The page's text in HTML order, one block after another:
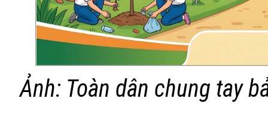
Ảnh: Toàn dân chung tay